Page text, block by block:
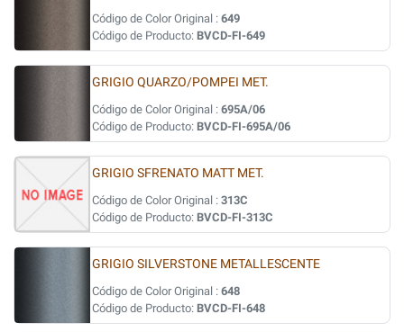
Código de Color Original : 649
Código de Producto: BVCD-FI-649
GRIGIO QUARZO/POMPEI MET.
Código de Color Original : 695A/06
Código de Producto: BVCD-FI-695A/06
GRIGIO SFRENATO MATT MET.
Código de Color Original : 313C
Código de Producto: BVCD-FI-313C
GRIGIO SILVERSTONE METALLESCENTE
Código de Color Original : 648
Código de Producto: BVCD-FI-648